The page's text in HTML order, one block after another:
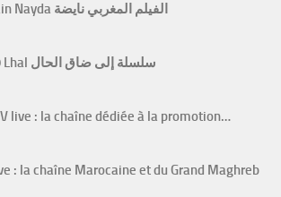
Film marocain Nayda الفيلم المغربي نايضة
Série Ila Da9 Lhal سلسلة إلى ضاق الحال
live : la chaîne dédiée à la promotion…
: la chaîne Marocaine et du Grand Maghreb